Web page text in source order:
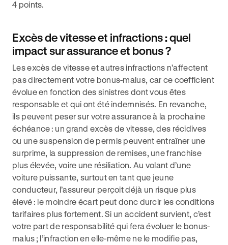
4 points.
Excès de vitesse et infractions : quel
impact sur assurance et bonus ?
Les excès de vitesse et autres infractions n’affectent
pas directement votre bonus-malus, car ce coefficient
évolue en fonction des sinistres dont vous êtes
responsable et qui ont été indemnisés. En revanche,
ils peuvent peser sur votre assurance à la prochaine
échéance : un grand excès de vitesse, des récidives
ou une suspension de permis peuvent entraîner une
surprime, la suppression de remises, une franchise
plus élevée, voire une résiliation. Au volant d’une
voiture puissante, surtout en tant que jeune
conducteur, l’assureur perçoit déjà un risque plus
élevé : le moindre écart peut donc durcir les conditions
tarifaires plus fortement. Si un accident survient, c’est
votre part de responsabilité qui fera évoluer le bonus-
malus ; l’infraction en elle-même ne le modifie pas,